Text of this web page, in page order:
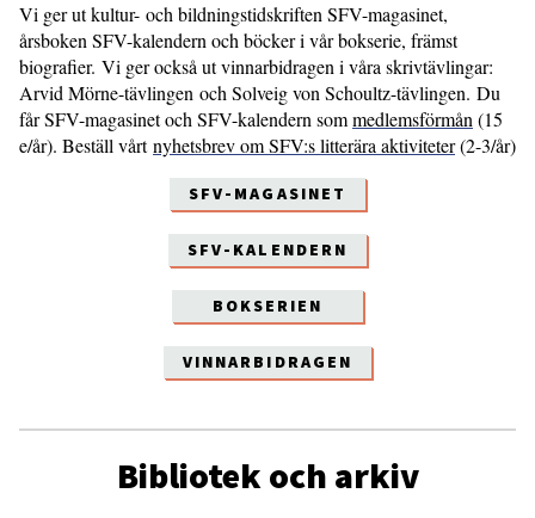
Vi ger ut kultur- och bildningstidskriften SFV-magasinet,
årsboken SFV-kalendern och böcker i vår bokserie, främst
biografier. Vi ger också ut vinnarbidragen i våra skrivtävlingar:
Arvid Mörne-tävlingen och Solveig von Schoultz-tävlingen. Du
får SFV-magasinet och SFV-kalendern sommedlemsförmån (15
e/år). Beställ vårtnyhetsbrev om SFV:s litterära aktiviteter(2-3/år)
SFV-MAGASINET
SFV-KALENDERN
BOKSERIEN
VINNARBIDRAGEN
Bibliotek och arkiv